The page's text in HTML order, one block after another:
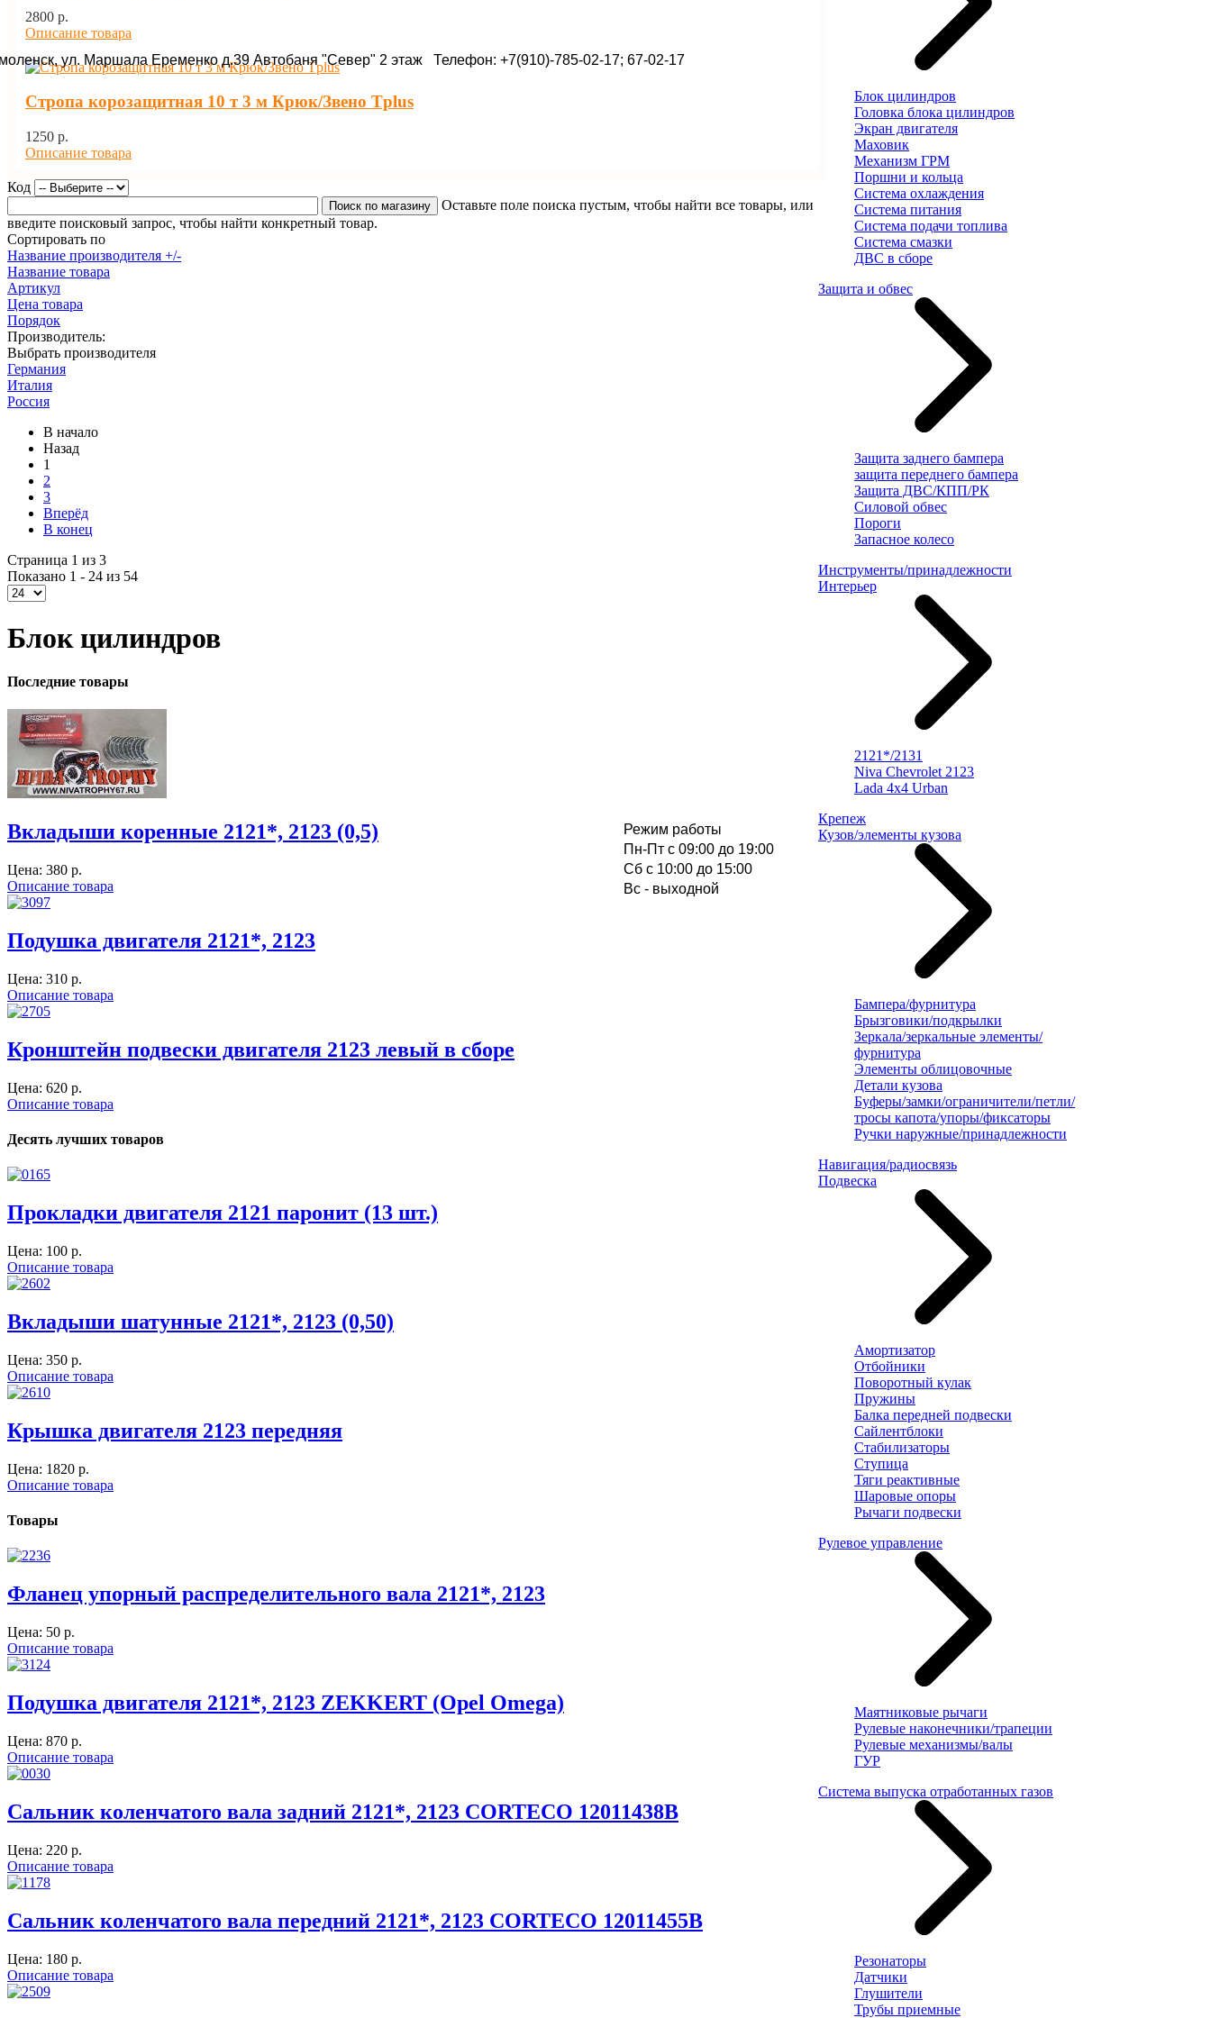
Режим работы
Пн-Пт с 09:00 до 19:00
Cб с 10:00 до 15:00
Вс - выходной
ул. Маршала Еременко д.39 Автобаня "Север" 2 этаж Телефон: +7(910)-785-02-17; 67-02-17
2800 p.
Описание товара
Стропа корозащитная 10 т 3 м Крюк/Звено Tplus
1250 p.
Описание товара
Код
Оставьте поле поиска пустым, чтобы найти все товары, или
введите поисковый запрос, чтобы найти конкретный товар.
Сортировать по
Название производителя +/-
Название товара
Артикул
Цена товара
Порядок
Производитель:
Выбрать производителя
Германия
Италия
Россия
В начало
Назад
1
2
3
Вперёд
В конец
Страница 1 из 3
Показано 1 - 24 из 54
Блок цилиндров
Последние товары
Вкладыши коренные 2121*, 2123 (0,5)
Цена: 380 p.
Описание товара
Подушка двигателя 2121*, 2123
Цена: 310 p.
Описание товара
Кронштейн подвески двигателя 2123 левый в сборе
Цена: 620 p.
Описание товара
Десять лучших товаров
Прокладки двигателя 2121 паронит (13 шт.)
Цена: 100 p.
Описание товара
Вкладыши шатунные 2121*, 2123 (0,50)
Цена: 350 p.
Описание товара
Крышка двигателя 2123 передняя
Цена: 1820 p.
Описание товара
Товары
Фланец упорный распределительного вала 2121*, 2123
Цена: 50 p.
Описание товара
Подушка двигателя 2121*, 2123 ZEKKERT (Opel Omega)
Цена: 870 p.
Описание товара
Сальник коленчатого вала задний 2121*, 2123 CORTECO 12011438B
Цена: 220 p.
Описание товара
Сальник коленчатого вала передний 2121*, 2123 CORTECO 12011455В
Цена: 180 p.
Описание товара
Блок цилиндров
Головка блока цилиндров
Экран двигателя
Маховик
Механизм ГРМ
Поршни и кольца
Система охлаждения
Система питания
Система подачи топлива
Система смазки
ДВС в сборе
Защита и обвес
Защита заднего бампера
защита переднего бампера
Защита ДВС/КПП/РК
Силовой обвес
Пороги
Запасное колесо
Инструменты/принадлежности
Интерьер
2121*/2131
Niva Chevrolet 2123
Lada 4x4 Urban
Крепеж
Кузов/элементы кузова
Бампера/фурнитура
Брызговики/подкрылки
Зеркала/зеркальные элементы/
фурнитура
Элементы облицовочные
Детали кузова
Буферы/замки/ограничители/петли/
тросы капота/упоры/фиксаторы
Ручки наружные/принадлежности
Навигация/радиосвязь
Подвеска
Амортизатор
Отбойники
Поворотный кулак
Пружины
Балка передней подвески
Сайлентблоки
Стабилизаторы
Ступица
Тяги реактивные
Шаровые опоры
Рычаги подвески
Рулевое управление
Маятниковые рычаги
Рулевые наконечники/трапеции
Рулевые механизмы/валы
ГУР
Система выпуска отработанных газов
Резонаторы
Датчики
Глушители
Трубы приемные